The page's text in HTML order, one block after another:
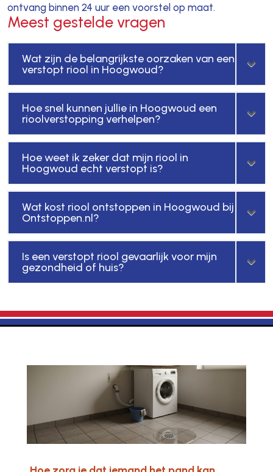
ontvang binnen 24 uur een voorstel op maat.
Meest gestelde vragen
Wat zijn de belangrijkste oorzaken van een
verstopt riool in Hoogwoud?
Hoe snel kunnen jullie in Hoogwoud een
rioolverstopping verhelpen?
Hoe weet ik zeker dat mijn riool in
Hoogwoud echt verstopt is?
Wat kost riool ontstoppen in Hoogwoud bij
Ontstoppen.nl?
Is een verstopt riool gevaarlijk voor mijn
gezondheid of huis?